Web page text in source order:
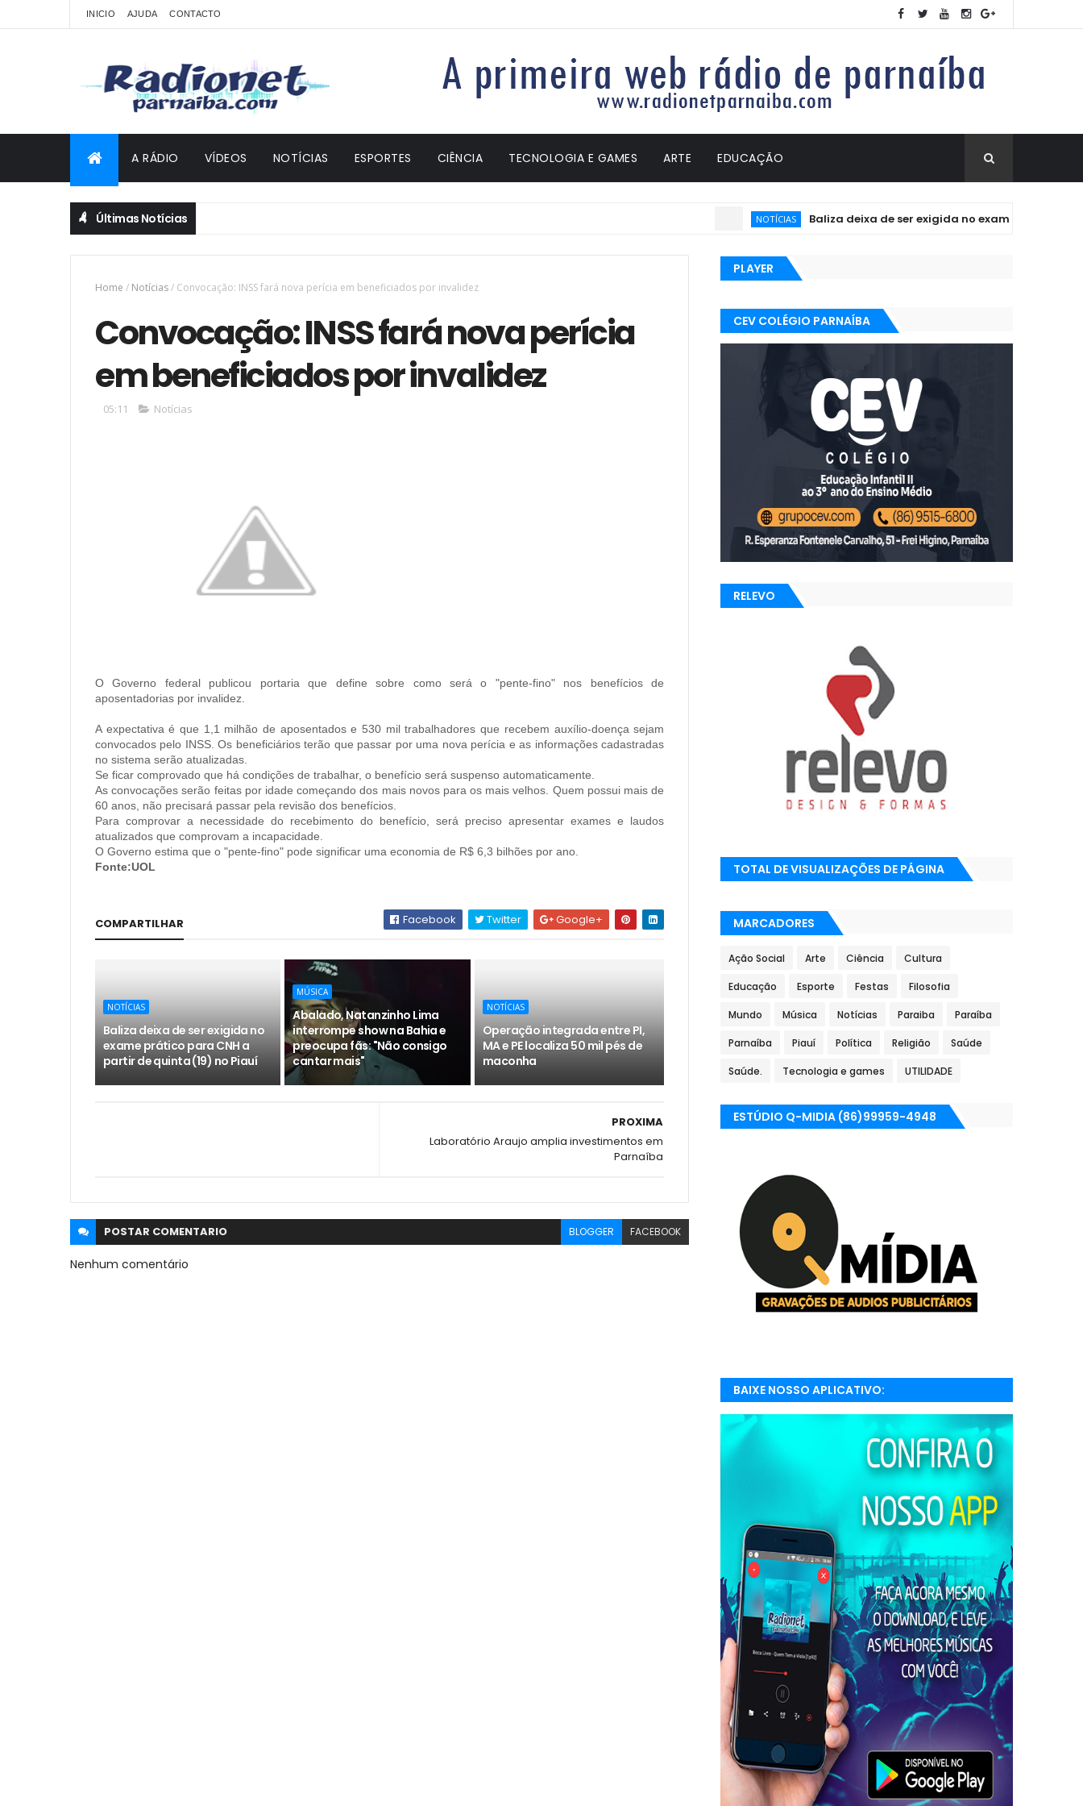
INICIO AJUDA CONTACTO
A RÁDIO VÍDEOS NOTÍCIAS ESPORTES CIÊNCIA TECNOLOGIA E GAMES ARTE EDUCAÇÃO
Últimas Notícias NOTÍCIAS Baliza deixa de ser exigida no exame prático para
Home / Notícias/ Convocação: INSS fará nova perícia em beneficiados por invalidez
Convocação: INSS fará nova perícia
em beneficiados por invalidez
05:11 Notícias
O Governo federal publicou portaria que define sobre como será o "pente-fino" nos benefícios de
aposentadorias por invalidez.
A expectativa é que 1,1 milhão de aposentados e 530 mil trabalhadores que recebem auxílio-doença sejam
convocados pelo INSS. Os beneficiários terão que passar por uma nova perícia e as informações cadastradas
no sistema serão atualizadas.
Se ficar comprovado que há condições de trabalhar, o benefício será suspenso automaticamente.
As convocações serão feitas por idade começando dos mais novos para os mais velhos. Quem possui mais de
60 anos, não precisará passar pela revisão dos benefícios.
Para comprovar a necessidade do recebimento do benefício, será preciso apresentar exames e laudos
atualizados que comprovam a incapacidade.
O Governo estima que o "pente-fino" pode significar uma economia de R$ 6,3 bilhões por ano.
Fonte:UOL
COMPARTILHAR Facebook Twitter Google+
NOTÍCIAS
Baliza deixa de ser exigida no
exame prático para CNH a
partir de quinta (19) no Piauí
MÚSICA
Abalado, Natanzinho Lima
interrompe show na Bahia e
preocupa fãs: "Não consigo
cantar mais"
NOTÍCIAS
Operação integrada entre PI,
MA e PE localiza 50 mil pés de
maconha
PROXIMA
Laboratório Araujo amplia investimentos em
Parnaíba
POSTAR COMENTARIO BLOGGER FACEBOOK
Nenhum comentário
PLAYER
CEV COLÉGIO PARNAÍBA
RELEVO
TOTAL DE VISUALIZAÇÕES DE PÁGINA
MARCADORES
Ação Social Arte Ciência Cultura
Educação Esporte Festas Filosofia
Mundo Música Notícias Paraiba Paraíba
Parnaíba Piauí Política Religião Saúde
Saúde. Tecnologia e games UTILIDADE
ESTÚDIO Q-MIDIA (86)99959-4948
BAIXE NOSSO APLICATIVO:
RADIONETPARNAIBA